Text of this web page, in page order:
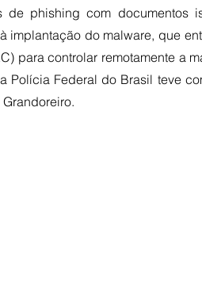
de phishing com documentos
implantação do malware, que
para controlar remotamente a
Polícia Federal do Brasil teve